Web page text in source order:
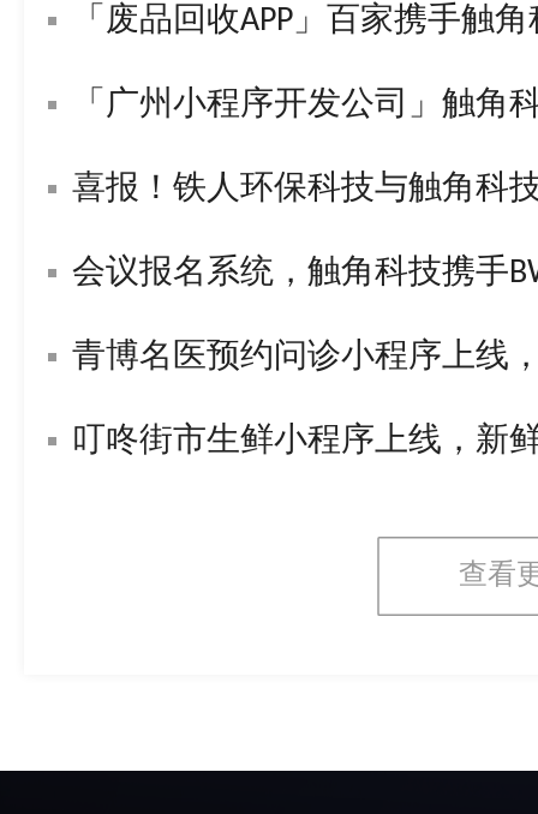
「废品回收APP」百家携手触
「广州小程序开发公司」触角
喜报！铁人环保科技与触角科技签署
会议报名系统，触角科技携手BWL
青博名医预约问诊小程序上线
叮咚街市生鲜小程序上线，新
查看